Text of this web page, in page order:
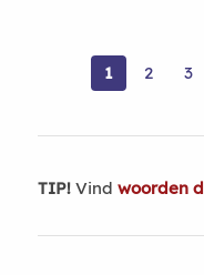
1 2 3
TIP!Vind woorden